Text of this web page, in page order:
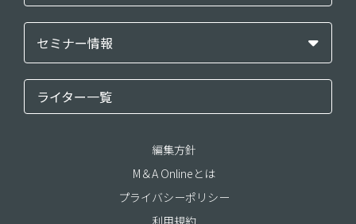
セミナー情報
ライター一覧
編集方針
M＆A Onlineとは
プライバシーポリシー
利用規約